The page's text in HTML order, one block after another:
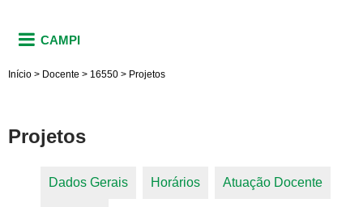
CAMPI
Início > Docente > 16550 > Projetos
Projetos
Dados Gerais Horários Atuação Docente